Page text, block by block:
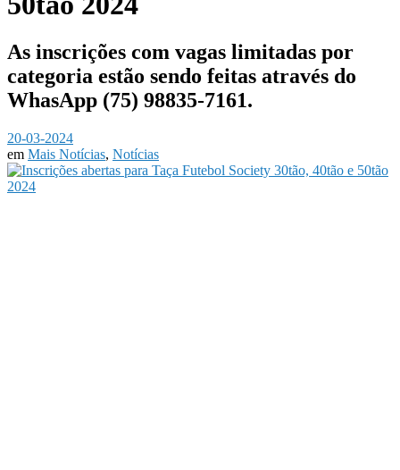
As inscrições com vagas limitadas por
categoria estão sendo feitas através do
WhasApp (75) 98835-7161.
20-03-2024
em Mais Notícias, Notícias